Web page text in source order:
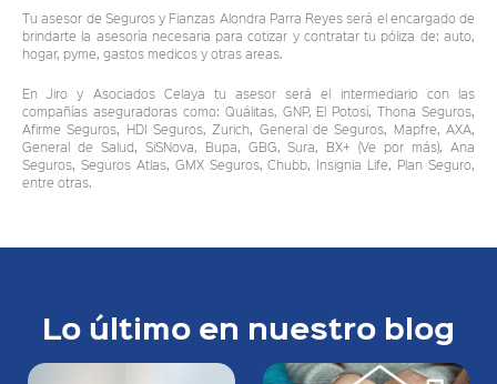
Tu asesor de Seguros y Fianzas Alondra Parra Reyes será el encargado de
brindarte la asesoría necesaria para cotizar y contratar tu póliza de: auto,
hogar, pyme, gastos medicos y otras areas.
En Jiro y Asociados Celaya tu asesor será el intermediario con las
compañías aseguradoras como: Quálitas, GNP, El Potosí, Thona Seguros,
Afirme Seguros, HDI Seguros, Zurich, General de Seguros, Mapfre, AXA,
General de Salud, SiSNova, Bupa, GBG, Sura, BX+ (Ve por más), Ana
Seguros, Seguros Atlas, GMX Seguros, Chubb, Insignia Life, Plan Seguro,
entre otras.
Lo último en nuestro blog